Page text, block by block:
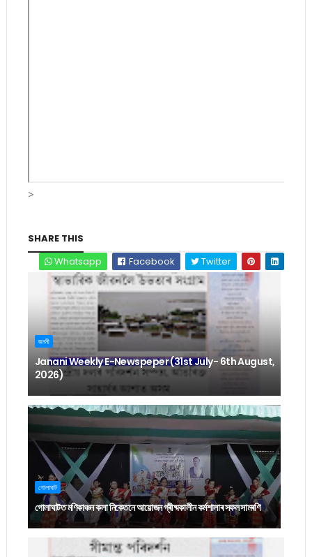
>
SHARE THIS
Whatsapp
Facebook Twitter
জননী
Janani Weekly E-Newspeper (31st July- 6th August,
2026)
গোলাঘাট
গোলাঘাটত মণিকাঞ্চন কলা নিকেতনে আয়োজন গ্ৰীষ্মকালীন কৰ্মশালাৰ সফল সামৰণি